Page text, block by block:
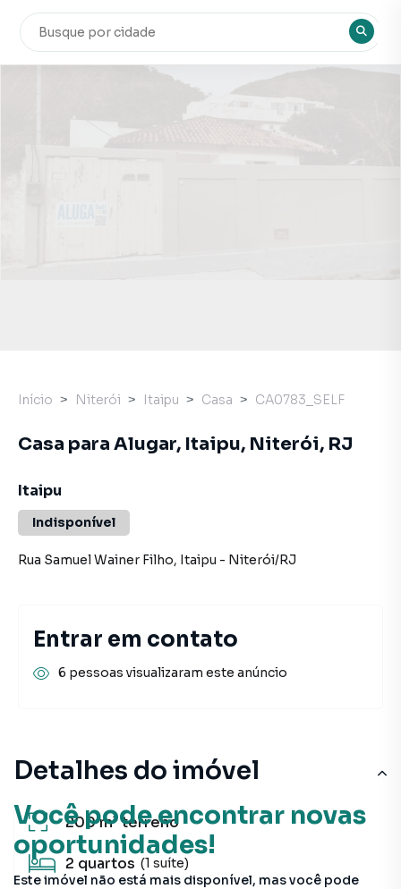
Você pode encontrar novas
oportunidades!
Este imóvel não está mais disponível, mas você pode
Detalhes do imóvel
200 m²terreno
2 quartos (1 suíte)
Início Niterói Itaipu Casa CA0783_SELF
Casa para Alugar, Itaipu, Niterói, RJ
Itaipu
Indisponível
Rua Samuel Wainer Filho, Itaipu - Niterói/RJ
Entrar em contato
6 pessoas visualizaram este anúncio